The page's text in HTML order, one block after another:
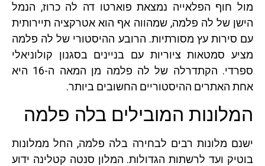
מול חוף הפלאייה נמצאת פוארטו דה לה כרוז, הנמל
הישן של לה פלמה, שמהווה אף הוא אטרקציה תיירותית
עם סירות עץ מסורתיות. הרובע ההיסטורי של לה פלמה
מציע סמטאות ציוריות עם בניינים בסגנון קולוניאלי
ספרדי. הקתדרלה של לה פלמה מן המאה ה-16 היא
אחת האתרים ההיסטוריים החשובים ביותר.
המלונות המובילים בלה פלמה
ישנם מלונות רבים לבחירה בלה פלמה, החל ממלונות
בוטיק ועד לרשתות הגדולות. המלון סנטה קטלינה ידוע